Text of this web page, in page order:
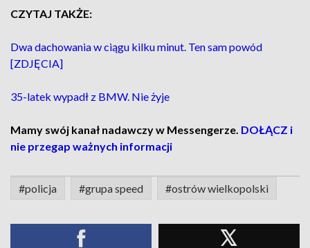
CZYTAJ TAKŻE:
Dwa dachowania w ciągu kilku minut. Ten sam powód
[ZDJĘCIA]
35-latek wypadł z BMW. Nie żyje
Mamy swój kanał nadawczy w Messengerze. DOŁĄCZ i
nie przegap ważnych informacji
#policja #grupa speed #ostrów wielkopolski